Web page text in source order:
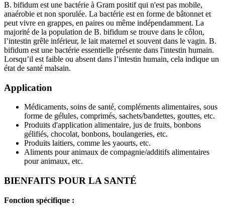
B. bifidum est une bactérie à Gram positif qui n'est pas mobile,
anaérobie et non sporulée. La bactérie est en forme de bâtonnet et
peut vivre en grappes, en paires ou même indépendamment. La
majorité de la population de B. bifidum se trouve dans le côlon,
l’intestin grêle inférieur, le lait maternel et souvent dans le vagin. B.
bifidum est une bactérie essentielle présente dans l'intestin humain.
Lorsqu’il est faible ou absent dans l’intestin humain, cela indique un
état de santé malsain.
Application
Médicaments, soins de santé, compléments alimentaires, sous
forme de gélules, comprimés, sachets/bandettes, gouttes, etc.
Produits d'application alimentaire, jus de fruits, bonbons
gélifiés, chocolat, bonbons, boulangeries, etc.
Produits laitiers, comme les yaourts, etc.
Aliments pour animaux de compagnie/additifs alimentaires
pour animaux, etc.
BIENFAITS POUR LA SANTÉ
Fonction spécifique :